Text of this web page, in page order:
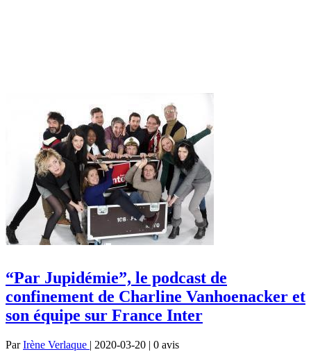
“Par Jupidémie”, le podcast de
confinement de Charline Vanhoenacker et
son équipe sur France Inter
ParIrène Verlaque | 2020-03-20 | 0 avis